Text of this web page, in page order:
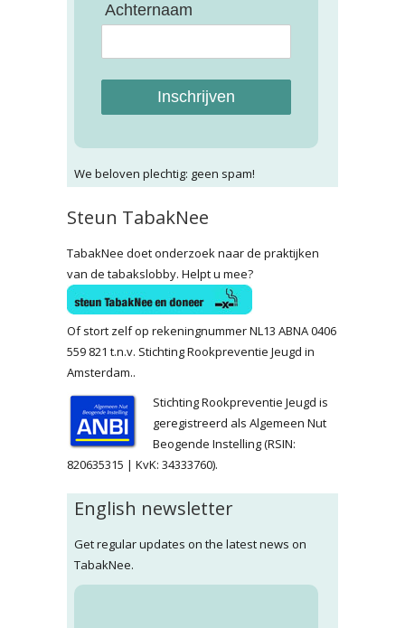
Achternaam
Inschrijven
We beloven plechtig: geen spam!
Steun TabakNee
TabakNee doet onderzoek naar de praktijken
van de tabakslobby. Helpt u mee?
Of stort zelf op rekeningnummer NL13 ABNA 0406
559 821 t.n.v. Stichting Rookpreventie Jeugd in
Amsterdam..
Stichting Rookpreventie Jeugd is
geregistreerd als Algemeen Nut
Beogende Instelling (RSIN:
820635315 | KvK: 34333760).
English newsletter
Get regular updates on the latest news on
TabakNee.